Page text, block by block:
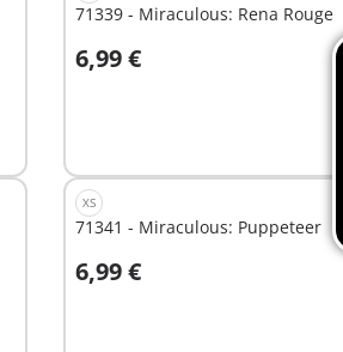
71339 - Miraculous: Rena Rouge
6,99 €
In den Warenkorb
XS
71341 - Miraculous: Puppeteer
6,99 €
In den Warenkorb